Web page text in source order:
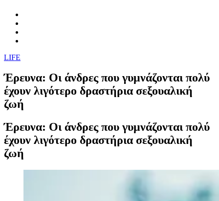
LIFE
Έρευνα: Οι άνδρες που γυμνάζονται πολύ
έχουν λιγότερο δραστήρια σεξουαλική
ζωή
Έρευνα: Οι άνδρες που γυμνάζονται πολύ
έχουν λιγότερο δραστήρια σεξουαλική
ζωή